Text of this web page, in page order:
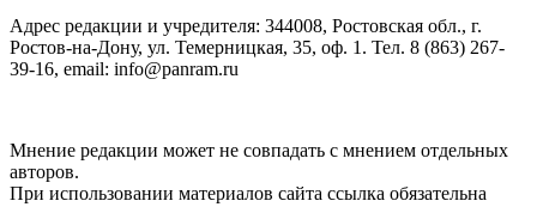
Адрес редакции и учредителя: 344008, Ростовская обл., г.
Ростов-на-Дону, ул. Темерницкая, 35, оф. 1. Тел. 8 (863) 267-
39-16, email: info@panram.ru
Мнение редакции может не совпадать с мнением отдельных
авторов.
При использовании материалов сайта ссылка обязательна